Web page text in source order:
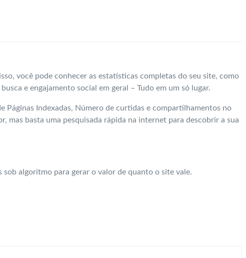
você pode conhecer as estatísticas completas do seu site, como
e engajamento social em geral – Tudo em um só lugar.
Páginas Indexadas, Número de curtidas e compartilhamentos no
mas basta uma pesquisada rápida na internet para descobrir a sua
algoritmo para gerar o valor de quanto o site vale.